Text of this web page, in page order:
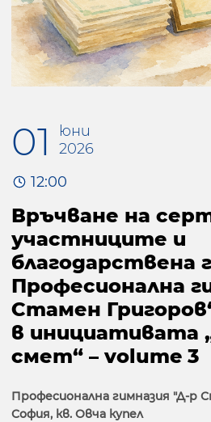
01
юни
2026
12:00
Връчване на
участниците и
благодарствена
Професионална
Стамен
в инициативата
смет“ – volume 3
Професионална гимназия "Д-р
София, кв. Овча купел